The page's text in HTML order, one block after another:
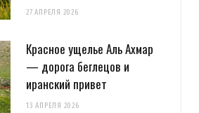
27 АПРЕЛЯ 2026
Красное ущелье Аль Ахмар
— дорога беглецов и
иранский привет
13 АПРЕЛЯ 2026